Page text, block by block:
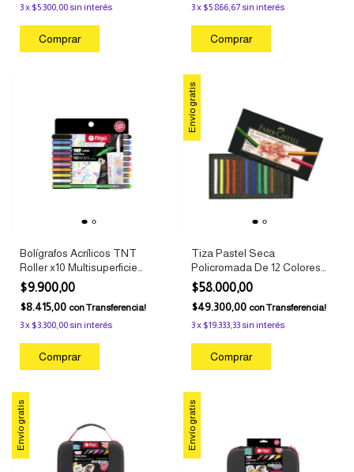
3x $5.300,00sin interés
3x $5.866,67sin interés
Bolígrafos Acrílicos TNT
Roller x10 Multisuperficie
Punta 1mm Filgo
$9.900,00
$8.415,00 conTransferencia!
3x $3.300,00sin interés
Envío gratis
Tiza Pastel Seca
Policromada De 12 Colores
De Faber Castell
$58.000,00
$49.300,00 conTransferencia!
3x $19.333,33sin interés
Envío gratis Envío gratis